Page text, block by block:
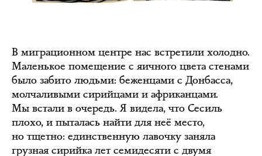
В миграционном центре нас встретили холодно.
Маленькое помещение с яичного цвета стенами
было забито людьми: беженцами с Донбасса,
молчаливыми сирийцами и африканцами.
Мы встали в очередь. Я видела, что Сесиль
плохо, и пыталась найти для неё место,
но тщетно: единственную лавочку заняла
грузная сирийка лет семидесяти с двумя